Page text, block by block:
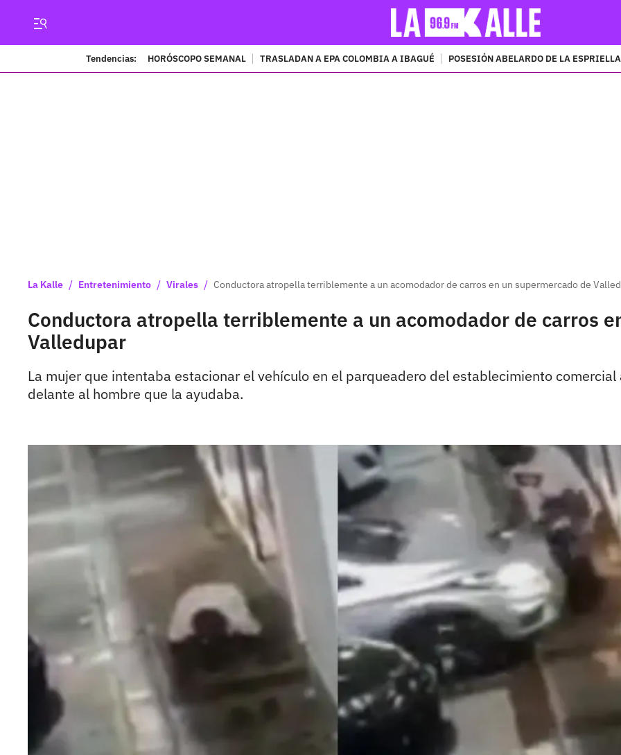
Tendencias: HORÓSCOPO SEMANAL TRASLADAN A EPA COLOMBIA A IBAGUÉ POSESIÓN ABELARDO DE LA ESPRIELLA
La Kalle / Entretenimiento / Virales / Conductora atropella terriblemente a un acomodador de carros en un supermercado de
Conductora atropella terriblemente a un acomodador de carros
Valledupar
La mujer que intentaba estacionar el vehículo en el parqueadero del establecimiento
delante al hombre que la ayudaba.